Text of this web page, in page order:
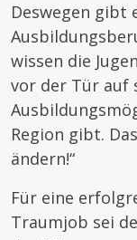
Deswegen gibt
wissen die
vor der Tür auf
Region gibt.
ändern!“
Für eine
Traumjob sei